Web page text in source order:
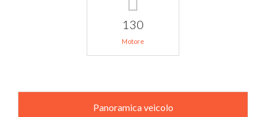
130
Motore
Panoramica veicolo